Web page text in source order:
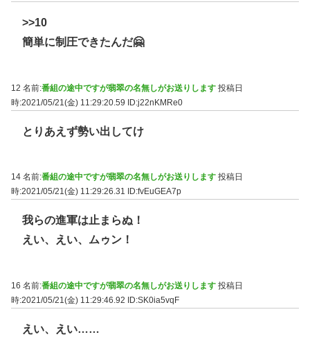
>>10
簡単に制圧できたんだ🤗
12 名前:番組の途中ですが翡翠の名無しがお送りします 投稿日
時:2021/05/21(金) 11:29:20.59 ID:j22nKMRe0
とりあえず勢い出してけ
14 名前:番組の途中ですが翡翠の名無しがお送りします 投稿日
時:2021/05/21(金) 11:29:26.31
ID:fvEuGEA7p
我らの進軍は止まらぬ！
えい、えい、ムゥン！
16 名前:番組の途中ですが翡翠の名無しがお送りします 投稿日
時:2021/05/21(金) 11:29:46.92 ID:SK0ia5vqF
えい、えい……